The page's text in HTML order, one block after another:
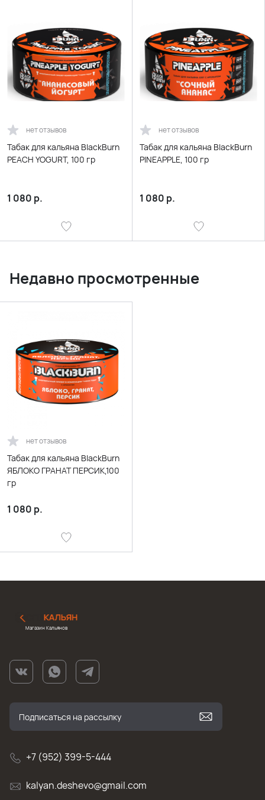
нет отзывов
Табак для кальяна BlackBurn
PEACH YOGURT, 100 гр
1 080 р.
нет отзывов
Табак для кальяна BlackBurn
PINEAPPLE, 100 гр
1 080 р.
Недавно просмотренные
нет отзывов
Табак для кальяна BlackBurn
ЯБЛОКО ГРАНАТ ПЕРСИК,100
гр
1 080 р.
Магазин Кальянов
+7 (952) 399-5-444
kalyan.deshevo@gmail.com